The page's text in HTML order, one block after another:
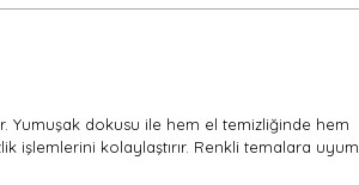
Yumuşak dokusu ile hem el temizliğinde hem
işlemlerini kolaylaştırır. Renkli temalara uyum